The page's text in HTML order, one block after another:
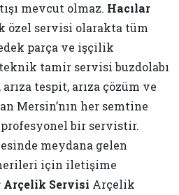
mevcut olmaz. Hacılar
özel servisi olarakta tüm
parça ve işçilik
tamir servisi buzdolabı
tespit, arıza çözüm ve
Mersin’nın her semtine
bir servistir.
meydana gelen
için iletişime
Arçelik Servisi Arçelik